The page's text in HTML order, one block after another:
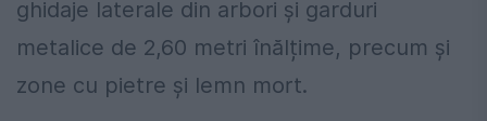
ghidaje laterale din arbori și garduri
metalice de 2,60 metri înălțime, precum și
zone cu pietre și lemn mort.